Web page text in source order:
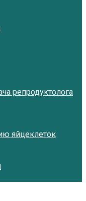
репродуктолога
яйцеклеток